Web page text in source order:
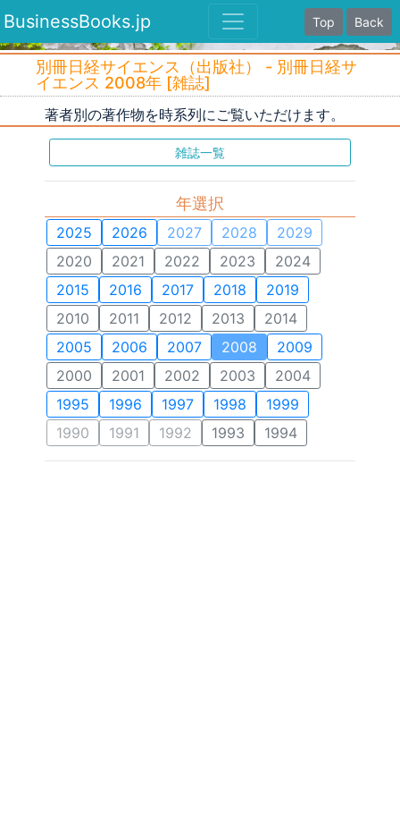
BusinessBooks.jp Top Back
別冊日経サイエンス（出版社） - 別冊日経サ
イエンス 2008年 [雑誌]
著者別の著作物を時系列にご覧いただけます。
雑誌一覧
年選択
2025 2026 2027 2028
2029
2020
2021 2022 2023
2024
2015
2016 2017 2018
2019
2010
2011 2012 2013
2014
2005
2006 2007 2008
2009
2000
2001 2002 2003
2004
1995
1996 1997 1998
1999
1990
1991 1992 1993 1994